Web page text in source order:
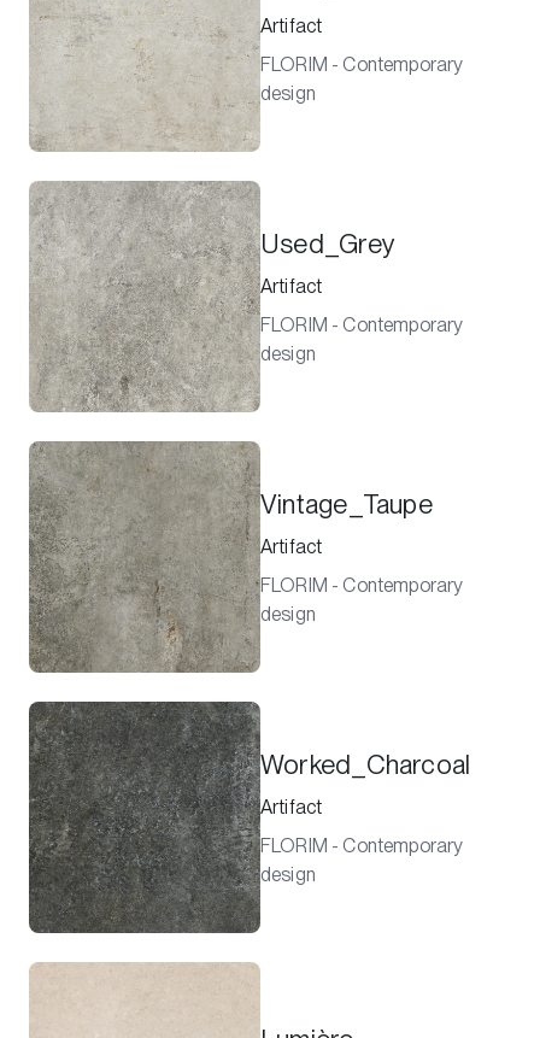
Artifact
FLORIM - Contemporary
design
Used_Grey
Artifact
FLORIM - Contemporary
design
Vintage_Taupe
Artifact
FLORIM - Contemporary
design
Worked_Charcoal
Artifact
FLORIM - Contemporary
design